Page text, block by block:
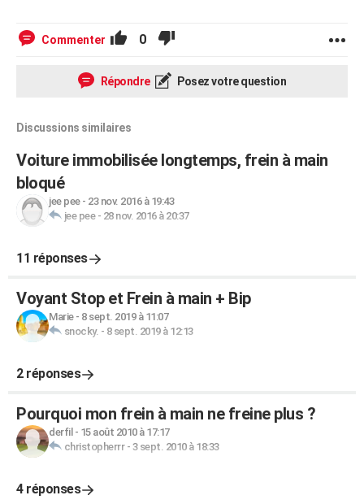
Commenter 0
Répondre Posez votre question
Discussions similaires
Voiture immobilisée longtemps, frein à main
bloqué
jee pee- 23 nov. 2016 à 19:43
jee pee- 28 nov. 2016 à 20:37
11 réponses
Voyant Stop et Frein à main + Bip
Marie- 8 sept. 2019 à 11:07
snocky. - 8 sept. 2019 à 12:13
2 réponses
Pourquoi mon frein à main ne freine plus ?
derfil - 15 août 2010 à 17:17
christopherrr- 3 sept. 2010 à 18:33
4 réponses